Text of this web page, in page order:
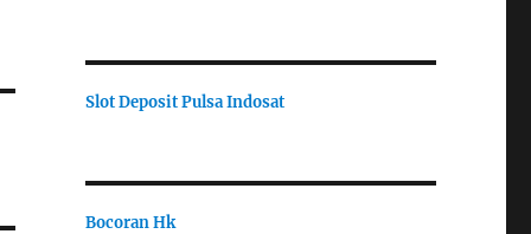
Slot Deposit Pulsa Indosat
Bocoran Hk